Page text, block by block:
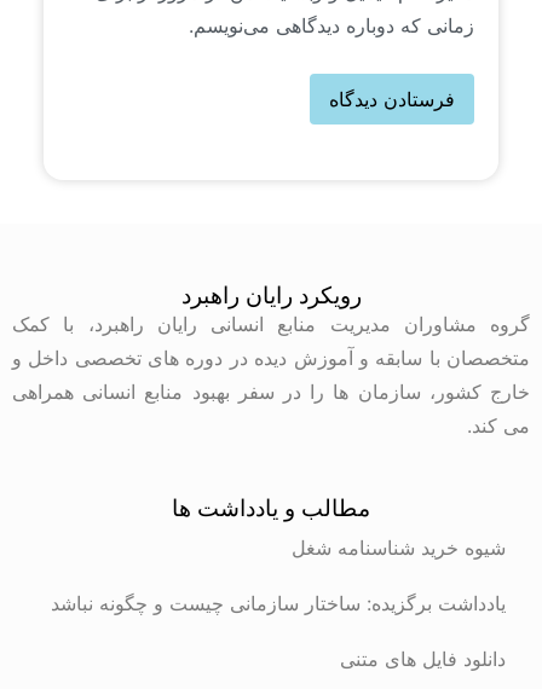
زمانی که دوباره دیدگاهی می‌نویسم.
رویکرد رایان راهبرد
گروه مشاوران مدیریت منابع انسانی رایان راهبرد، با کمک
متخصصان با سابقه و آموزش دیده در دوره های تخصصی داخل و
خارج کشور، سازمان ها را در سفر بهبود منابع انسانی همراهی
می کند.
مطالب و یادداشت ها
شیوه خرید شناسنامه شغل
یادداشت برگزیده: ساختار سازمانی چیست و چگونه نباشد
دانلود فایل های متنی